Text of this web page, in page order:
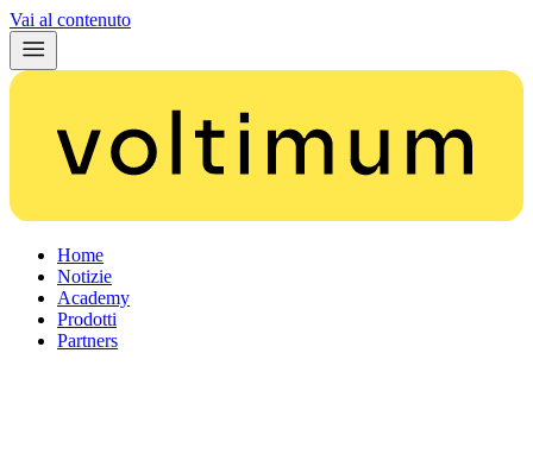
Vai al contenuto
Home
Notizie
Academy
Prodotti
Partners